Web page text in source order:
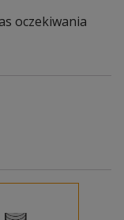
oczekiwania